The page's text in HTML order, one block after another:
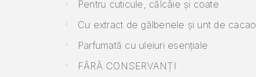
Pentru cuticule, călcâie și coate
Cu extract de gălbenele și unt de cacao
Parfumată cu uleiuri esențiale
FĂRĂ CONSERVANȚI